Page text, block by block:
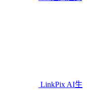
LinkPix AI生